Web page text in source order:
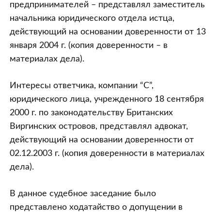
предпринимателей – представлял заместитель
начальника юридического отдела истца,
действующий на основании доверенности от 13
января 2004 г. (копия доверенности – в
материалах дела).
Интересы ответчика, компании “C”,
юридического лица, учрежденного 18 сентября
2000 г. по законодательству Британских
Виргинских островов, представлял адвокат,
действующий на основании доверенности от
02.12.2003 г. (копия доверенности в материалах
дела).
В данное судебное заседание было
представлено ходатайство о допущении в